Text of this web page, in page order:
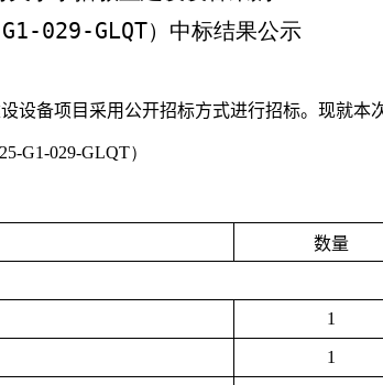
029-GLQT）中标结果公示
设备项目 采用公开招标方式进行招标。现就本
G1-029-GLQT）
数量
1
1